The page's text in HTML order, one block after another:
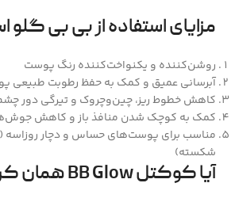
مزایای استفاده از بی بی گلو
روشن‌کننده و یکنواخت‌کننده رنگ پوست
آبرسانی عمیق و کمک به حفظ رطوبت طبیعی
کاهش خطوط ریز، چین‌وچروک و تیرگی دور
کمک به کوچک شدن منافذ باز و کاهش
مناسب برای پوست‌های حساس و دچار روزاسه
شکسته)
آیا کوکتل BB Glow همان کرم‌پودر است؟